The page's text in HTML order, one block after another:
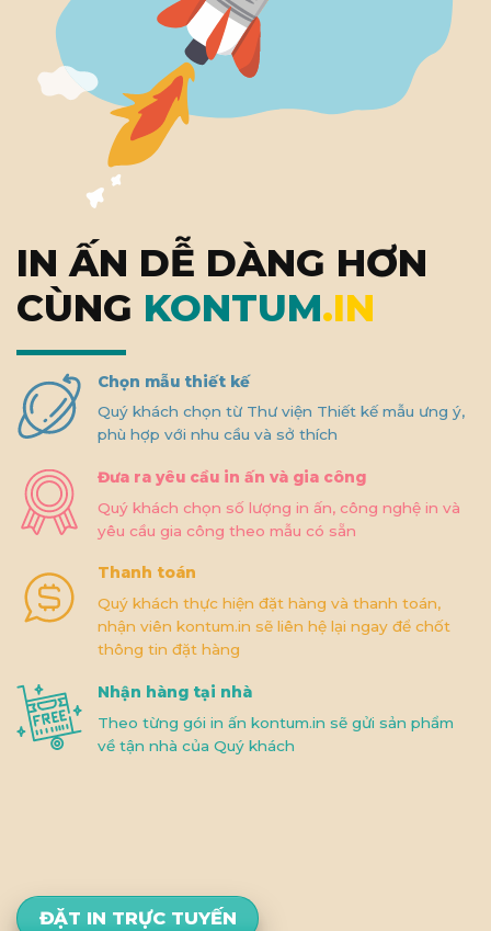
IN ẤN DỄ DÀNG HƠN
CÙNG KONTUM.IN
Chọn mẫu thiết kế
Quý khách chọn từ Thư viện Thiết kế mẫu ưng ý,
phù hợp với nhu cầu và sở thích
Đưa ra yêu cầu in ấn và gia công
Quý khách chọn số lượng in ấn, công nghệ in và
yêu cầu gia công theo mẫu có sẵn
Thanh toán
Quý khách thực hiện đặt hàng và thanh toán,
nhận viên kontum.in sẽ liên hệ lại ngay để chốt
thông tin đặt hàng
Nhận hàng tại nhà
Theo từng gói in ấn kontum.in sẽ gửi sản phẩm
về tận nhà của Quý khách
ĐẶT IN TRỰC TUYẾN